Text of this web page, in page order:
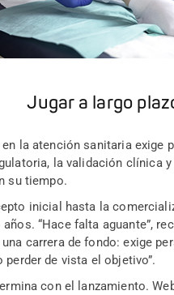
Jugar a largo
la atención sanitaria exige
la validación clínica y
su tiempo.
inicial hasta la
“Hace falta aguante”,
carrera de fondo: exige
perder de vista el objetivo”.
con el lanzamiento.